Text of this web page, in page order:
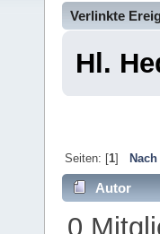
Verlinkte
Hl.
Seiten: [1]
Autor
0